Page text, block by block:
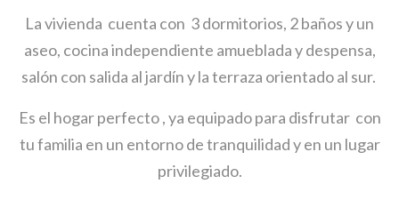
La vivienda cuenta con 3 dormitorios, 2 baños y un
aseo, cocina independiente amueblada y despensa,
salón con salida al jardín y la terraza orientado al sur.
Es el hogar perfecto , ya equipado para disfrutar con
tu familia en un entorno de tranquilidad y en un lugar
privilegiado.